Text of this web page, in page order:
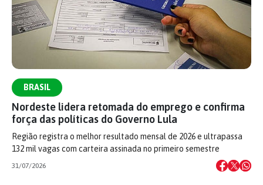
BRASIL
Nordeste lidera retomada do emprego e confirma
força das políticas do Governo Lula
Região registra o melhor resultado mensal de 2026 e ultrapassa
132 mil vagas com carteira assinada no primeiro semestre
31/07/2026